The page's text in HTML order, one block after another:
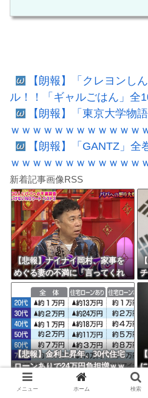
【朗報】「クレヨンし
ル！！「ギャルごはん」全
【朗報】「東京大学物
ｗｗｗｗｗｗｗｗｗｗｗｗ
【朗報】「GANTZ」
ｗｗｗｗｗｗｗｗｗｗｗｗ
新着記事画像RSS
【悲報】ナイナイ岡村、家事を
めぐる妻の不満に「言ってくれ
たら済む話やん」になるみ「バ
イトやったらクビやで」説教受
け黙り込む
【悲報】金利上昇年、30代住宅
ローンありで24万円負担増ｗｗ
ｗｗｗｗｗｗｗｗｗｗ
メニュー ホーム 検索